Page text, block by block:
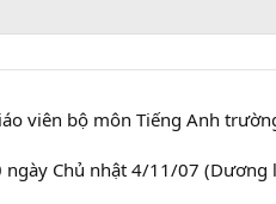
viên bộ môn Tiếng Anh
Chủ nhật 4/11/07